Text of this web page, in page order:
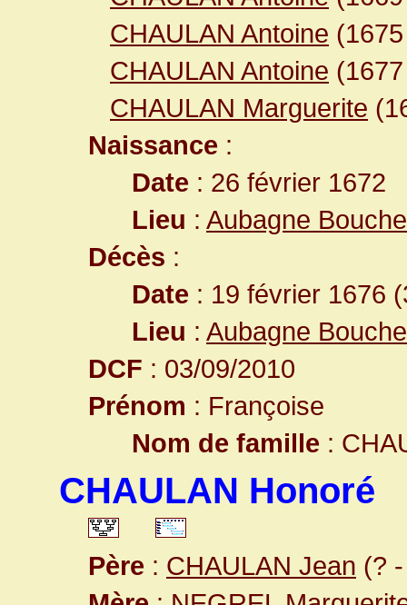
CHAULAN Antoine
CHAULAN Antoine
CHAULAN Marguerite
Naissance :
Date : 26 février 1672
Lieu : Aubagne
Décès :
Date : 19 février 1676
Lieu : Aubagne
DCF : 03/09/2010
Prénom : Françoise
Nom de famille :
CHAULAN Honoré
Père : CHAULAN Jean (?